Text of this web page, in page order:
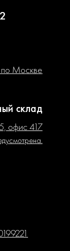
по Москве
склад
офис 417